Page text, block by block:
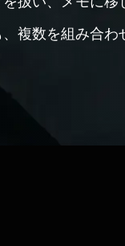
複数を組み合わ